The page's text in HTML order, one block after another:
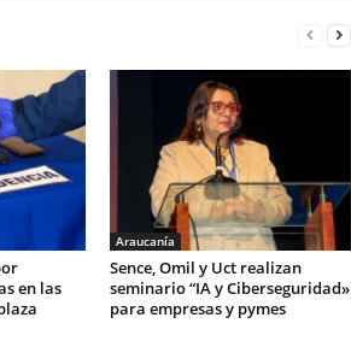
en las
Araucanía
Sence, Omil y Uct realizan
seminario “IA y Ciberseguridad»
para empresas y pymes